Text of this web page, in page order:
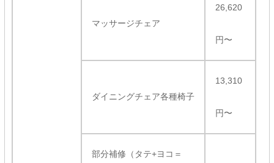
マッサージチェア
26,620
円〜
ダイニングチェア各種椅子
13,310
円〜
部分補修（タテ+ヨコ＝